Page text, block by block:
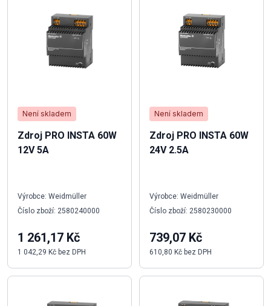
Není skladem
Zdroj PRO INSTA 60W
12V 5A
Výrobce: Weidmüller
Číslo zboží: 2580240000
1 261,17 Kč
1 042,29 Kč bez DPH
Není skladem
Zdroj PRO INSTA 60W
24V 2.5A
Výrobce: Weidmüller
Číslo zboží: 2580230000
739,07 Kč
610,80 Kč bez DPH